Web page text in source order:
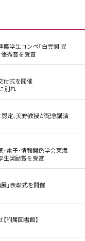
学生コンペ「白雲閣 異
秀賞を受賞
付式を開催
別れ
定、天野教授が記念講演
･電子･情報関係学会東海
生奨励賞を受賞
」表彰式を開催
附属図書館】